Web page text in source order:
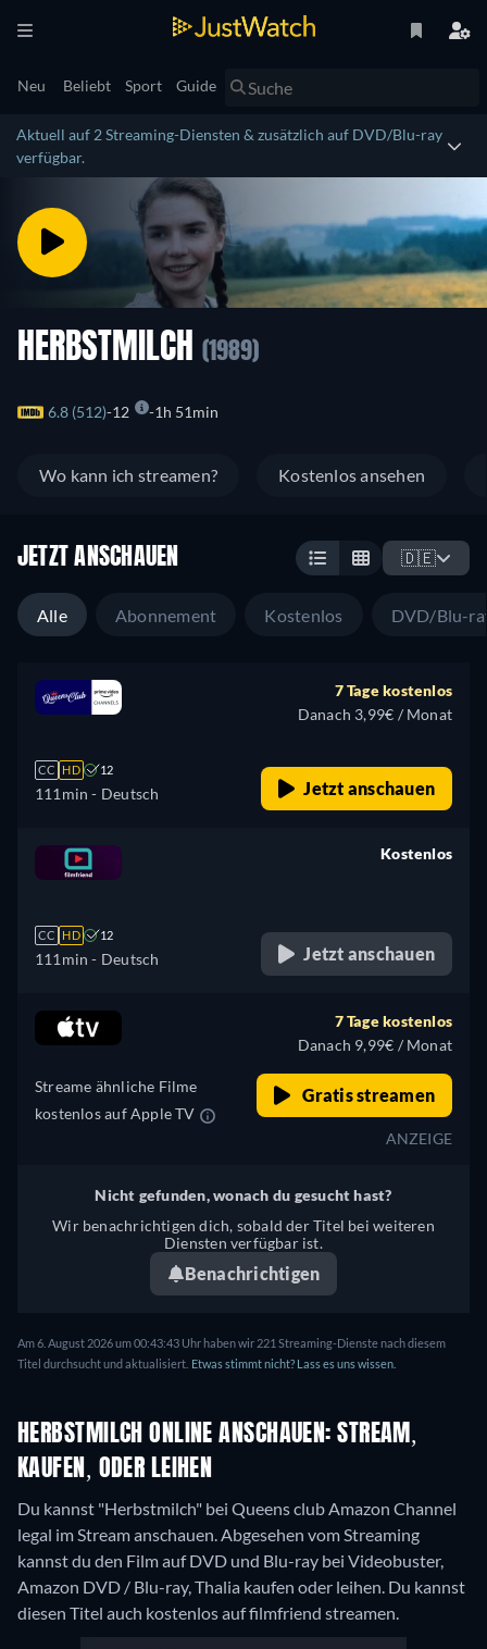
Neu Beliebt Sport Guide
Aktuell auf 2 Streaming-Diensten & zusätzlich auf DVD/Blu-ray
verfügbar.
HERBSTMILCH (1989)
6.8 (512) 12 1h 51min
Wo kann ich streamen? Kostenlos ansehen
JETZT ANSCHAUEN 🇩🇪
Alle Abonnement Kostenlos DVD/Blu-
CC HD 12
111min - Deutsch
7 Tage kostenlos
Danach 3,99€ / Monat
Jetzt anschauen
CC HD 12
111min - Deutsch
Kostenlos
Jetzt anschauen
Streame ähnliche Filme
kostenlos auf Apple TV
7 Tage kostenlos
Danach 9,99€ / Monat
Gratis streamen
ANZEIGE
Nicht gefunden, wonach du gesucht hast?
Wir benachrichtigen dich, sobald der Titel bei weiteren
Diensten verfügbar ist.
Benachrichtigen
Am 6. August 2026 um 00:43:43 Uhr haben wir 221 Streaming-Dienste nach diesem
Titel durchsucht und aktualisiert. Etwas stimmt nicht? Lass es uns wissen.
HERBSTMILCH ONLINE ANSCHAUEN: STREAM,
KAUFEN, ODER LEIHEN
Du kannst "Herbstmilch" bei Queens club Amazon Channel
legal im Stream anschauen.Abgesehen vom Streaming
kannst du den Film auf DVD und Blu-ray bei Videobuster,
Amazon DVD / Blu-ray, Thalia kaufen oder leihen. Du kannst
diesen Titel auch kostenlos auf filmfriend streamen.